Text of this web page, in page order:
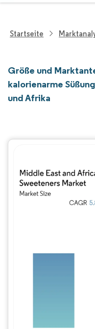
Startseite
Größe und
kalorienarme
und Afrika